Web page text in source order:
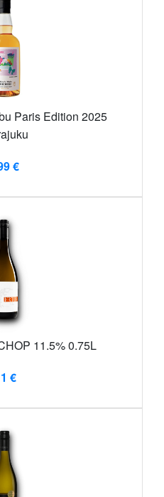
Paris Edition 2025
€
11.5% 0.75L
€